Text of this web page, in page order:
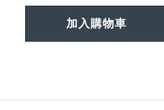
加入購物車